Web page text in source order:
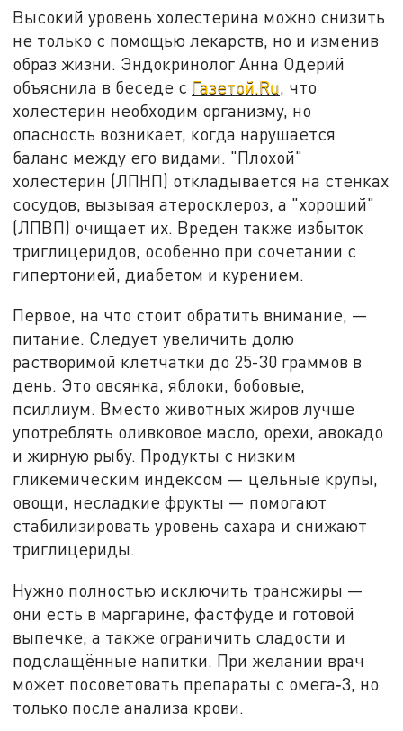
Высокий уровень холестерина можно снизить
не только с помощью лекарств, но и изменив
образ жизни. Эндокринолог Анна Одерий
объяснила в беседе с Газетой.Ru, что
холестерин необходим организму, но
опасность возникает, когда нарушается
баланс между его видами. "Плохой"
холестерин (ЛПНП) откладывается на стенках
сосудов, вызывая атеросклероз, а "хороший"
(ЛПВП) очищает их. Вреден также избыток
триглицеридов, особенно при сочетании с
гипертонией, диабетом и курением.
Первое, на что стоит обратить внимание, —
питание. Следует увеличить долю
растворимой клетчатки до 25-30 граммов в
день. Это овсянка, яблоки, бобовые,
псиллиум. Вместо животных жиров лучше
употреблять оливковое масло, орехи, авокадо
и жирную рыбу. Продукты с низким
гликемическим индексом — цельные крупы,
овощи, несладкие фрукты — помогают
стабилизировать уровень сахара и снижают
триглицериды.
Нужно полностью исключить трансжиры —
они есть в маргарине, фастфуде и готовой
выпечке, а также ограничить сладости и
подслащённые напитки. При желании врач
может посоветовать препараты с омега‑3, но
только после анализа крови.